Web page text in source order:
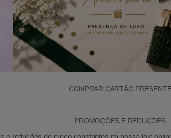
COMPRAR CARTÃO PRESENTE
PROMOÇÕES E REDUÇÕES
e reduções de preço constantes na nossa loja